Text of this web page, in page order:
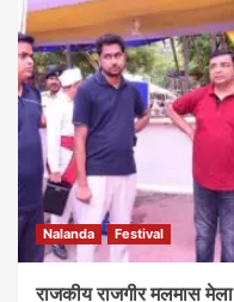
Nalanda Festival
राजकीय राजगीर मलमास मेला